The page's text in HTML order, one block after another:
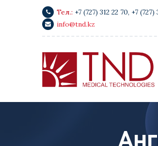
Тел.: +7 (727) 312 22 70, +7 (727)
info@tnd.kz